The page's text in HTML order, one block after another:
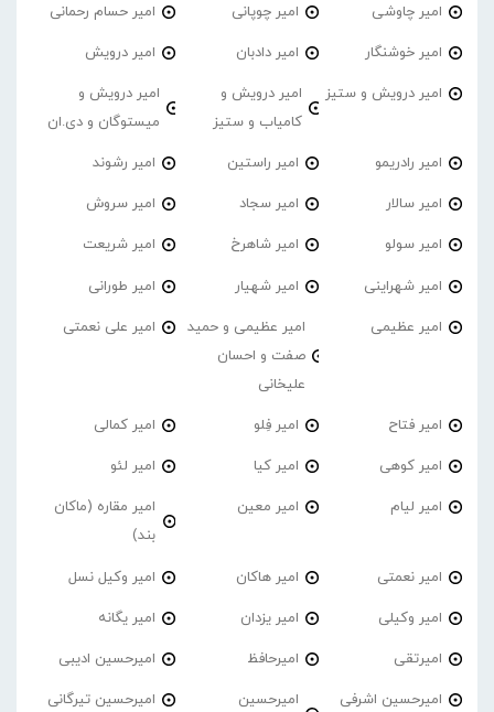
امیر چاوشی امیر چوپانی امیر حسام رحمانی
امیر خوشنگار امیر دادبان امیر درویش
امیر درویش و ستیز
امیر درویش و
کامیاب و ستیز
امیر درویش و
میستوگان و دی.ان
امیر رادریمو امیر راستین امیر رشوند
امیر سالار امیر سجاد امیر سروش
امیر سولو امیر شاهرخ امیر شریعت
امیر شهراینی امیر شهیار امیر طورانی
امیر عظیمی
امیر عظیمی و حمید
صفت و احسان
علیخانی
امیر علی نعمتی
امیر فتاح امیر فِلو امیر کمالی
امیر کوهی امیر کیا امیر لئو
امیر لیام امیر معین
امیر مقاره (ماکان
بند)
امیر نعمتی امیر هاکان امیر وکیل نسل
امیر وکیلی امیر یزدان امیر یگانه
امیرتقی امیرحافظ امیرحسین ادیبی
امیرحسین اشرفی
امیرحسین
امیرحسین تیرگانی